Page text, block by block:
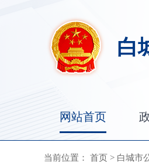
白
网站首页
当前位置： 首页 > 白城市